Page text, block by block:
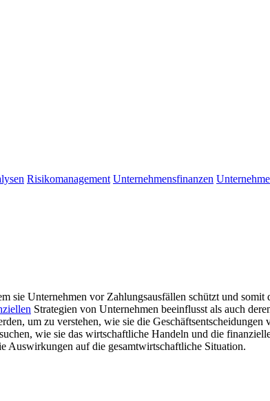
Risikomanagement Unternehmensfinanzen
Unternehmen vor Zahlungsausfällen schützt ‍und
Strategien von Unternehmen beeinflusst als auch
um zu ‌verstehen, wie sie die
wie sie das wirtschaftliche Handeln und die⁢
Auswirkungen ‍auf die gesamtwirtschaftliche Situation.